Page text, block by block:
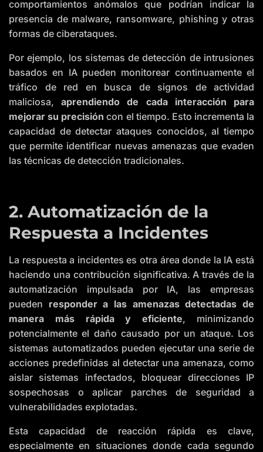
comportamientos anómalos que podrían indicar la
presencia de malware, ransomware, phishing y otras
formas de ciberataques.
Por ejemplo, los sistemas de detección de intrusiones
basados en IA pueden monitorear continuamente el
tráfico de red en busca de signos de actividad
maliciosa,aprendiendo de cada interacción para
mejorar su precisión con el tiempo. Esto incrementa la
capacidad de detectar ataques conocidos, al tiempo
que permite identificar nuevas amenazas que evaden
las técnicas de detección tradicionales.
2. Automatización de la
Respuesta a Incidentes
La respuesta a incidentes es otra área donde la IA está
haciendo una contribución significativa. A través de la
automatización impulsada por IA, las empresas
pueden responder a las amenazas detectadas de
manera más rápida y eficiente, minimizando
potencialmente el daño causado por un ataque. Los
sistemas automatizados pueden ejecutar una serie de
acciones predefinidas al detectar una amenaza, como
aislar sistemas infectados, bloquear direcciones IP
sospechosas o aplicar parches de seguridad a
vulnerabilidades explotadas.
Esta capacidad de reacción rápida es clave,
especialmente en situaciones donde cada segundo